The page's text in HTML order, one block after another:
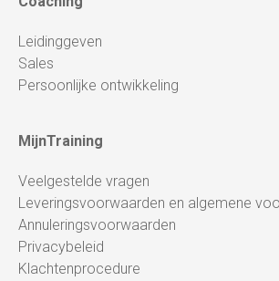
Leidinggeven
Sales
Persoonlijke ontwikkeling
MijnTraining
Veelgestelde vragen
Leveringsvoorwaarden en algemene
Annuleringsvoorwaarden
Privacybeleid
Klachtenprocedure